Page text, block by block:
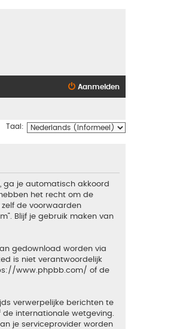
Aanmelden
Taal:
ga je automatisch akkoord
het recht om de
de voorwaarden
Blijf je gebruik maken van
gedownload worden via
is niet verantwoordelijk
www.phpbb.com/ of de
verwerpelijke berichten te
de internationale wetgeving.
je serviceprovider worden